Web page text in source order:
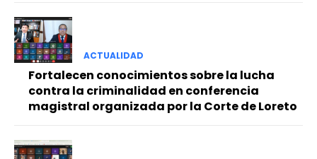
ACTUALIDAD
Fortalecen conocimientos sobre la lucha
contra la criminalidad en conferencia
magistral organizada por la Corte de Loreto